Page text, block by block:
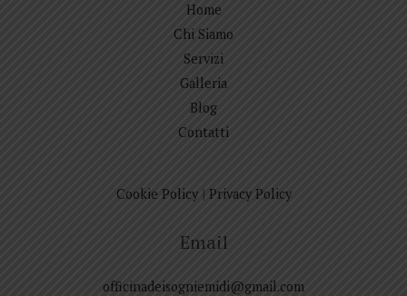
Home
Chi Siamo
Servizi
Galleria
Blog
Contatti
Cookie Policy| Privacy Policy
Email
officinadeisogniemidi@gmail.com